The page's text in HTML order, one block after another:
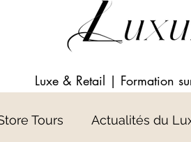
Luxe & Retail | Formation
Tours Actualités du